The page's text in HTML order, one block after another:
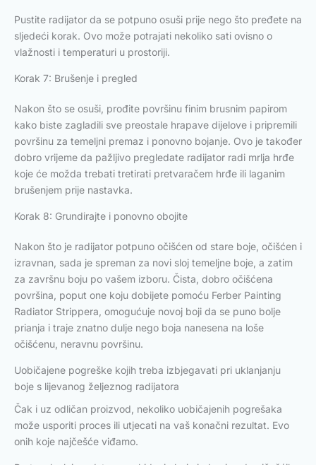
Pustite radijator da se potpuno osuši prije nego što pređete na
sljedeći korak. Ovo može potrajati nekoliko sati ovisno o
vlažnosti i temperaturi u prostoriji.
Korak 7: Brušenje i pregled
Nakon što se osuši, prođite površinu finim brusnim papirom
kako biste zagladili sve preostale hrapave dijelove i pripremili
površinu za temeljni premaz i ponovno bojanje. Ovo je također
dobro vrijeme da pažljivo pregledate radijator radi mrlja hrđe
koje će možda trebati tretirati pretvaračem hrđe ili laganim
brušenjem prije nastavka.
Korak 8: Grundirajte i ponovno obojite
Nakon što je radijator potpuno očišćen od stare boje, očišćen i
izravnan, sada je spreman za novi sloj temeljne boje, a zatim
za završnu boju po vašem izboru. Čista, dobro očišćena
površina, poput one koju dobijete pomoću Ferber Painting
Radiator Strippera, omogućuje novoj boji da se puno bolje
prianja i traje znatno dulje nego boja nanesena na loše
očišćenu, neravnu površinu.
Uobičajene pogreške kojih treba izbjegavati pri uklanjanju
boje s lijevanog željeznog radijatora
Čak i uz odličan proizvod, nekoliko uobičajenih pogrešaka
može usporiti proces ili utjecati na vaš konačni rezultat. Evo
onih koje najčešće viđamo.